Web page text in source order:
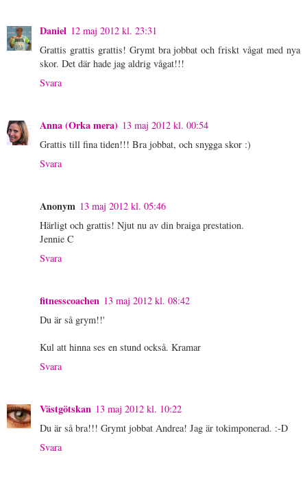
Daniel 12 maj 2012 kl. 23:31
Grattis grattis grattis! Grymt bra jobbat och friskt vågat med nya
skor. Det där hade jag aldrig vågat!!!
Svara
Anna (Orka mera) 13 maj 2012 kl. 00:54
Grattis till fina tiden!!! Bra jobbat, och snygga skor :)
Svara
Anonym 13 maj 2012 kl. 05:46
Härligt och grattis! Njut nu av din braiga prestation.
Jennie C
Svara
fitnesscoachen 13 maj 2012 kl. 08:42
Du är så grym!!'
Kul att hinna ses en stund också. Kramar
Svara
Västgötskan 13 maj 2012 kl. 10:22
Du är så bra!!! Grymt jobbat Andrea! Jag är tokimponerad. :-D
Svara